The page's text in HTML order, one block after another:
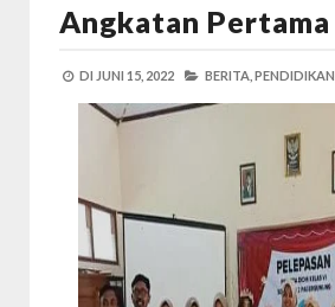
Angkatan Pertama
DI JUNI 15, 2022 BERITA, PENDIDIKAN,